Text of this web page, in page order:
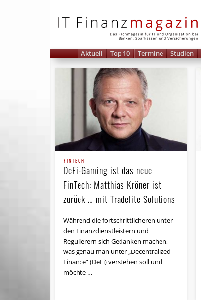
Aktuell Top 10 Termine Studien
FINTECH
DeFi-Gaming ist das neue
FinTech: Matthias Kröner ist
zurück … mit Tradelite Solutions
Während die fortschrittlicheren unter
den Finanzdienstleistern und
Regulierern sich Gedanken machen,
was genau man unter „Decentralized
Finance“ (DeFi) verstehen soll und
möchte …